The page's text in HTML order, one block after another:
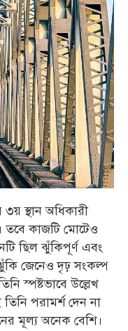
স্থান অধিকারী
তবে কাজটি মোটেও
ছিল ঝুঁকিপূর্ণ এবং
জেনেও দৃঢ় সংকল্প
স্পষ্টভাবে উল্লেখ
পরামর্শ দেন না
মূল্য অনেক বেশি।